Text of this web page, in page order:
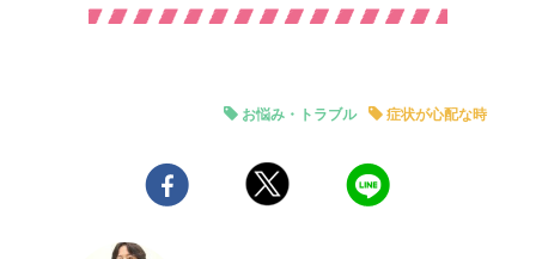
お悩み・トラブル 症状が心配な時